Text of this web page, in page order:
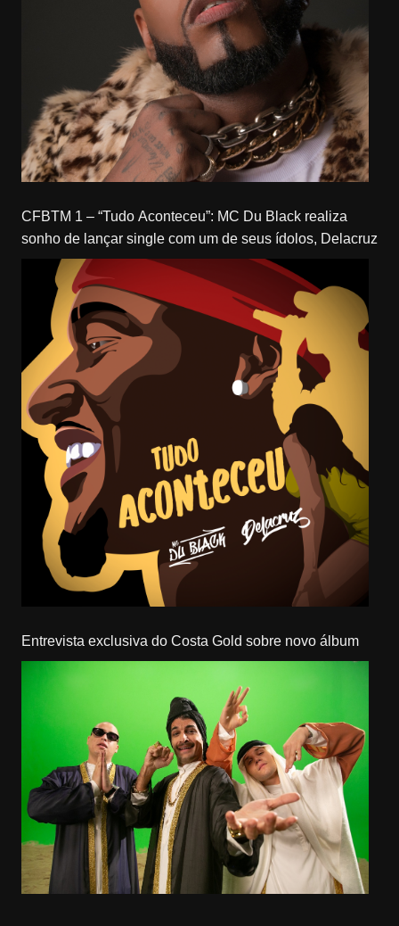
CFBTM 1 – “Tudo Aconteceu”: MC Du Black realiza
sonho de lançar single com um de seus ídolos, Delacruz
Entrevista exclusiva do Costa Gold sobre novo álbum